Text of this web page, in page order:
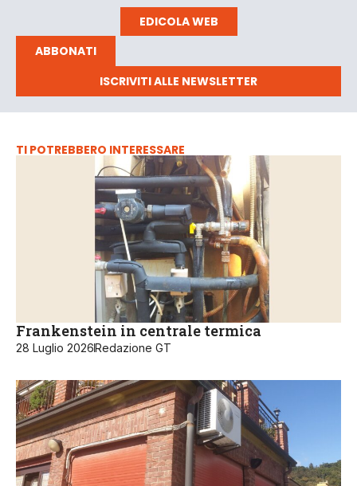
EDICOLA WEB
ABBONATI
ISCRIVITI ALLE NEWSLETTER
TI POTREBBERO INTERESSARE
Frankenstein in centrale termica
28 Luglio 2026Redazione GT